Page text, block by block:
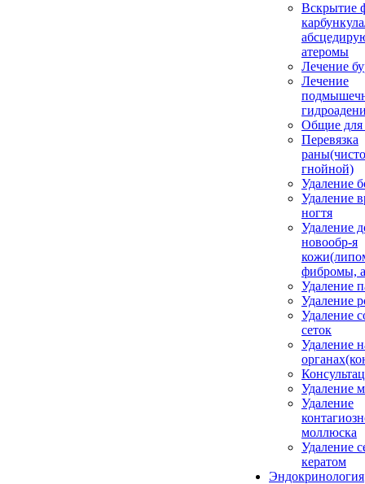
Вскрытие
атеромы
Лечение
Лечение
Общие для
Перевязка
гнойной)
Удаление
Удаление
ногтя
Удаление
новообр-я
фибромы,
Удаление
Удаление
Удаление
сеток
Удаление
Удаление
Удаление
моллюска
Удаление
кератом
Эндокринология